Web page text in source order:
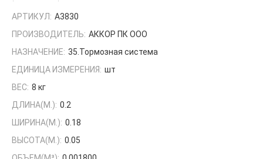
АРТИКУЛ: А3830
ПРОИЗВОДИТЕЛЬ: АККОР ПК ООО
НАЗНАЧЕНИЕ: 35.Тормозная система
ЕДИНИЦА ИЗМЕРЕНИЯ: шт
ВЕС: 8 кг
ДЛИНА(М.): 0.2
ШИРИНА(М.): 0.18
ВЫСОТА(М.): 0.05